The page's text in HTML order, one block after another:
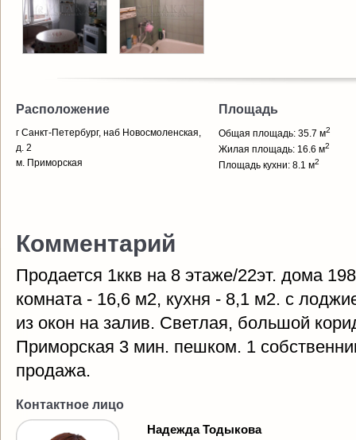
Расположение
г Санкт-Петербург, наб Новосмоленская,
д. 2
м. Приморская
Площадь
Общая площадь: 35.7 м2
Жилая площадь: 16.6 м2
Площадь кухни: 8.1 м2
Комментарий
Продается 1ккв на 8 этаже/22эт. дома
комната - 16,6 м2, кухня - 8,1 м2. с
из окон на залив. Светлая, большой
Приморская 3 мин. пешком. 1
продажа.
Контактное лицо
Надежда Тодыкова